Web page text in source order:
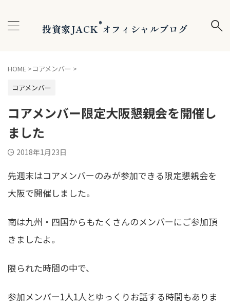
投資家JACK®オフィシャルブログ
HOME >コアメンバー >
コアメンバー
コアメンバー限定大阪懇親会を開催し
ました
2018年1月23日
先週末はコアメンバーのみが参加できる限定懇親会を
大阪で開催しました。
南は九州・四国からもたくさんのメンバーにご参加頂
きましたよ。
限られた時間の中で、
参加メンバー1人1人とゆっくりお話する時間もありま